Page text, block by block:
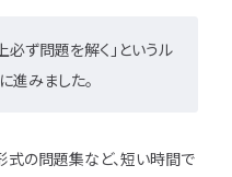
ず問題を解く」というル
進みました。
の問題集など、短い時間で